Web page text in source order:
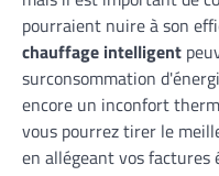
pourraient nuire à son
chauffage intelligent
surconsommation
encore un inconfort
vous pourrez tirer le
en allégeant vos factures